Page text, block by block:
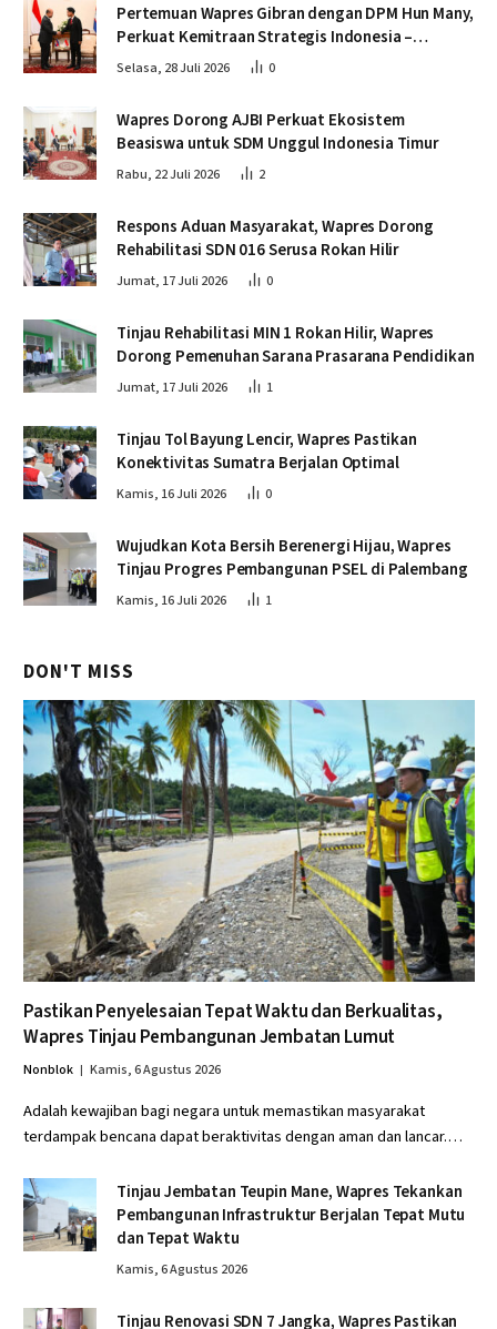
Pertemuan Wapres Gibran dengan DPM Hun Many,
Perkuat Kemitraan Strategis Indonesia –
Kamboja
Selasa, 28 Juli 2026 0
Wapres Dorong AJBI Perkuat Ekosistem
Beasiswa untuk SDM Unggul Indonesia Timur
Rabu, 22 Juli 2026 2
Respons Aduan Masyarakat, Wapres Dorong
Rehabilitasi SDN 016 Serusa Rokan Hilir
Jumat, 17 Juli 2026 0
Tinjau Rehabilitasi MIN 1 Rokan Hilir, Wapres
Dorong Pemenuhan Sarana Prasarana Pendidikan
Jumat, 17 Juli 2026 1
Tinjau Tol Bayung Lencir, Wapres Pastikan
Konektivitas Sumatra Berjalan Optimal
Kamis, 16 Juli 2026 0
Wujudkan Kota Bersih Berenergi Hijau, Wapres
Tinjau Progres Pembangunan PSEL di Palembang
Kamis, 16 Juli 2026 1
DON'T MISS
Pastikan Penyelesaian Tepat Waktu dan Berkualitas,
Wapres Tinjau Pembangunan Jembatan Lumut
Nonblok Kamis, 6 Agustus 2026
Adalah kewajiban bagi negara untuk memastikan masyarakat
terdampak bencana dapat beraktivitas dengan aman dan lancar.…
Tinjau Jembatan Teupin Mane, Wapres Tekankan
Pembangunan Infrastruktur Berjalan Tepat Mutu
dan Tepat Waktu
Kamis, 6 Agustus 2026
Tinjau Renovasi SDN 7 Jangka, Wapres Pastikan